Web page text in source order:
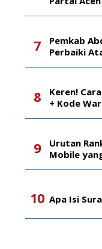
Pemkab
Perbaiki
Keren!
+ Kode
Urutan
Mobile
Apa Isi